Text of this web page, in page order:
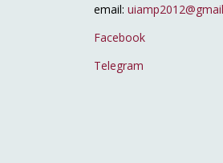
email:
Facebook
Telegram